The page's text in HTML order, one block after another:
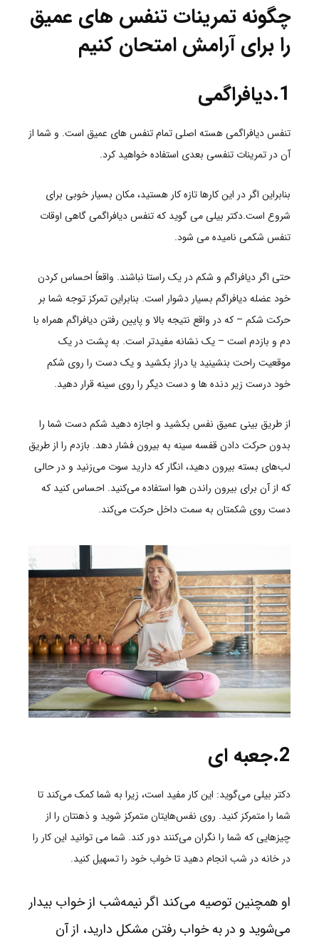
چگونه تمرینات تنفس های عمیق
را برای آرامش امتحان کنیم
1.دیافراگمی
تنفس دیافراگمی هسته اصلی تمام تنفس های عمیق است. و شما از
آن در تمرینات تنفسی بعدی استفاده خواهید کرد.
بنابراین اگر در این کارها تازه کار هستید، مکان بسیار خوبی برای
شروع است.دکتر بیلی می گوید که تنفس دیافراگمی گاهی اوقات
تنفس شکمی نامیده می شود.
حتی اگر دیافراگم و شکم در یک راستا نباشند. واقعاً احساس کردن
خود عضله دیافراگم بسیار دشوار است. بنابراین تمرکز توجه شما بر
حرکت شکم – که در واقع نتیجه بالا و پایین رفتن دیافراگم همراه با
دم و بازدم است – یک نشانه مفیدتر است. به پشت در یک
موقعیت راحت بنشینید یا دراز بکشید و یک دست را روی شکم
خود درست زیر دنده ها و دست دیگر را روی سینه قرار دهید.
از طریق بینی عمیق نفس بکشید و اجازه دهید شکم دست شما را
بدون حرکت دادن قفسه سینه به بیرون فشار دهد. بازدم را از طریق
لب‌های بسته بیرون دهید، انگار که دارید سوت می‌زنید و در حالی
که از آن برای بیرون راندن هوا استفاده می‌کنید. احساس کنید که
دست روی شکمتان به سمت داخل حرکت می‌کند.
2.جعبه ای
دکتر بیلی می‌گوید: این کار مفید است، زیرا به شما کمک می‌کند تا
شما را متمرکز کنید. روی نفس‌هایتان متمرکز شوید و ذهنتان را از
چیزهایی که شما را نگران می‌کنند دور کند. شما می توانید این کار را
در خانه در شب انجام دهید تا خواب خود را تسهیل کنید.
او همچنین توصیه می‌کند اگر نیمه‌شب از خواب بیدار
می‌شوید و در به خواب رفتن مشکل دارید، از آن